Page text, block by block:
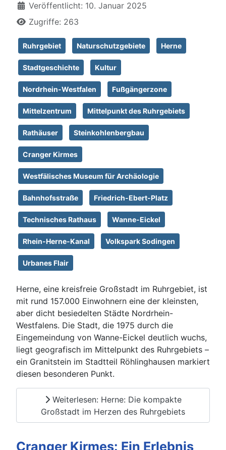
Veröffentlicht: 10. Januar 2025
Zugriffe: 263
Ruhrgebiet Naturschutzgebiete Herne
Stadtgeschichte Kultur
Nordrhein-Westfalen Fußgängerzone
Mittelzentrum Mittelpunkt des Ruhrgebiets
Rathäuser Steinkohlenbergbau
Cranger Kirmes
Westfälisches Museum für Archäologie
Bahnhofsstraße Friedrich-Ebert-Platz
Technisches Rathaus Wanne-Eickel
Rhein-Herne-Kanal Volkspark Sodingen
Urbanes Flair
Herne, eine kreisfreie Großstadt im Ruhrgebiet, ist
mit rund 157.000 Einwohnern eine der kleinsten,
aber dicht besiedelten Städte Nordrhein-
Westfalens. Die Stadt, die 1975 durch die
Eingemeindung von Wanne-Eickel deutlich wuchs,
liegt geografisch im Mittelpunkt des Ruhrgebiets –
ein Granitstein im Stadtteil Röhlinghausen markiert
diesen besonderen Punkt.
Weiterlesen: Herne: Die kompakte
Großstadt im Herzen des Ruhrgebiets
Cranger Kirmes: Ein Erlebnis